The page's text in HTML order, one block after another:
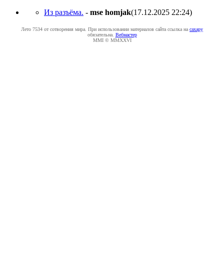
Из разъёма. - mse homjak(17.12.2025 22:24)
Лето 7534 от сотворения мира. При использовании материалов сайта ссылка на caxapу
обязательна. Вебмастер
MMI © MMXXVI